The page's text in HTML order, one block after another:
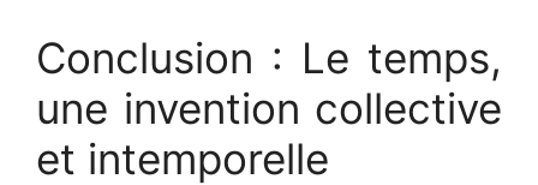
Conclusion : Le temps,
une invention collective
et intemporelle